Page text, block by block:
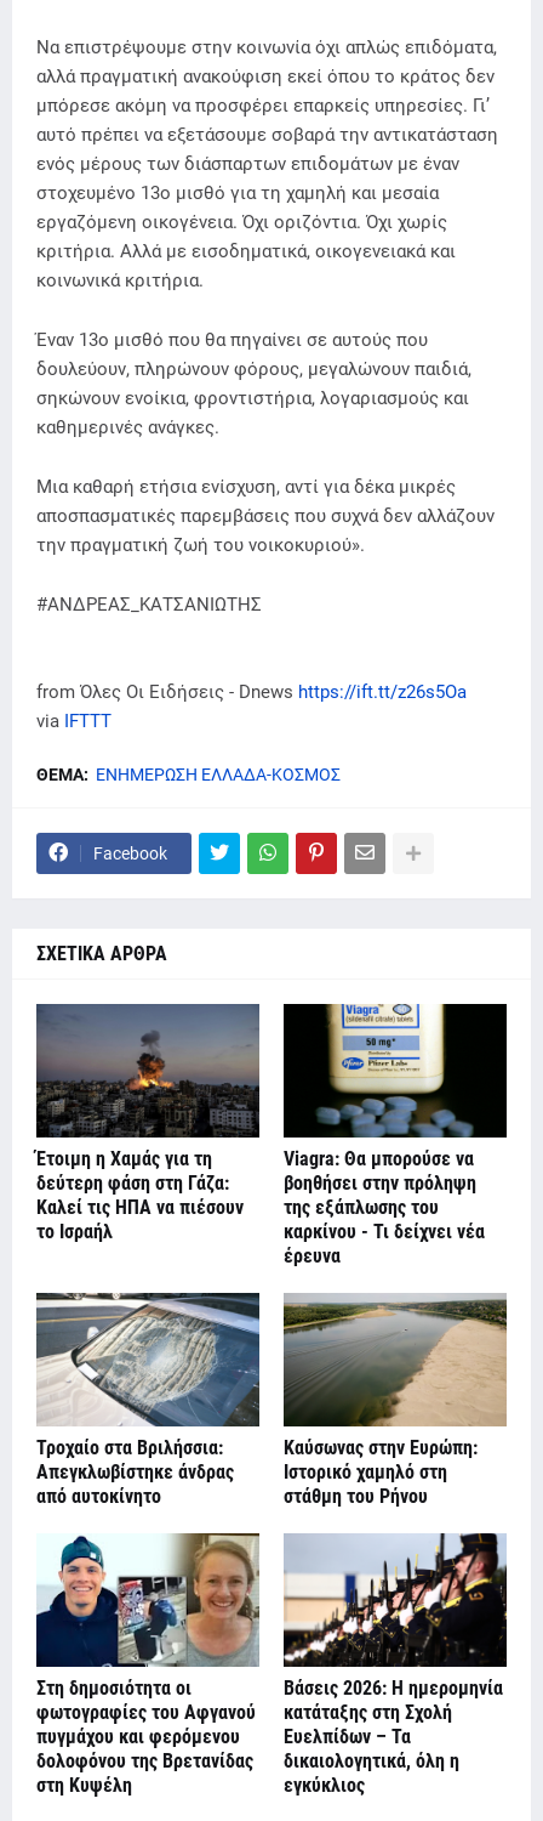
Να επιστρέψουμε στην κοινωνία όχι απλώς επιδόματα,
αλλά πραγματική ανακούφιση εκεί όπου το κράτος δεν
μπόρεσε ακόμη να προσφέρει επαρκείς υπηρεσίες. Γι’
αυτό πρέπει να εξετάσουμε σοβαρά την αντικατάσταση
ενός μέρους των διάσπαρτων επιδομάτων με έναν
στοχευμένο 13ο μισθό για τη χαμηλή και μεσαία
εργαζόμενη οικογένεια. Όχι οριζόντια. Όχι χωρίς
κριτήρια. Αλλά με εισοδηματικά, οικογενειακά και
κοινωνικά κριτήρια.
Έναν 13ο μισθό που θα πηγαίνει σε αυτούς που
δουλεύουν, πληρώνουν φόρους, μεγαλώνουν παιδιά,
σηκώνουν ενοίκια, φροντιστήρια, λογαριασμούς και
καθημερινές ανάγκες.
Μια καθαρή ετήσια ενίσχυση, αντί για δέκα μικρές
αποσπασματικές παρεμβάσεις που συχνά δεν αλλάζουν
την πραγματική ζωή του νοικοκυριού».
#ΑΝΔΡΕΑΣ_ΚΑΤΣΑΝΙΩΤΗΣ
from Όλες Οι Ειδήσεις - Dnews https://ift.tt/z26s5Oa
via IFTTT
ΘΕΜΑ: ΕΝΗΜΕΡΩΣΗ ΕΛΛΑΔΑ-ΚΟΣΜΟΣ
Facebook
ΣΧΕΤΙΚΑ ΑΡΘΡΑ
Έτοιμη η Χαμάς για τη
δεύτερη φάση στη Γάζα:
Καλεί τις ΗΠΑ να πιέσουν
το Ισραήλ
Viagra: Θα μπορούσε να
βοηθήσει στην πρόληψη
της εξάπλωσης του
καρκίνου - Τι δείχνει νέα
έρευνα
Τροχαίο στα Βριλήσσια:
Απεγκλωβίστηκε άνδρας
από αυτοκίνητο
Καύσωνας στην Ευρώπη:
Ιστορικό χαμηλό στη
στάθμη του Ρήνου
Στη δημοσιότητα οι
φωτογραφίες του Αφγανού
πυγμάχου και φερόμενου
δολοφόνου της Βρετανίδας
στη Κυψέλη
Βάσεις 2026: Η ημερομηνία
κατάταξης στη Σχολή
Ευελπίδων – Τα
δικαιολογητικά, όλη η
εγκύκλιος